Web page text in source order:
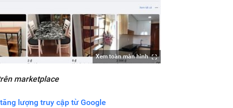
Xem toàn màn hình
marketplace
lượng truy cập từ Google